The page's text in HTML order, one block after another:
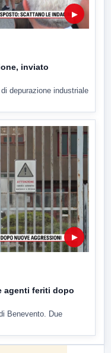
▶
inviato
depurazione industriale
▶
agenti feriti dopo
Benevento. Due